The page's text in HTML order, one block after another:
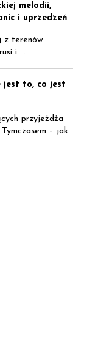
melodii,
i uprzedzeń
z terenów
i ...
jest to, co jest
przyjeżdża
– jak